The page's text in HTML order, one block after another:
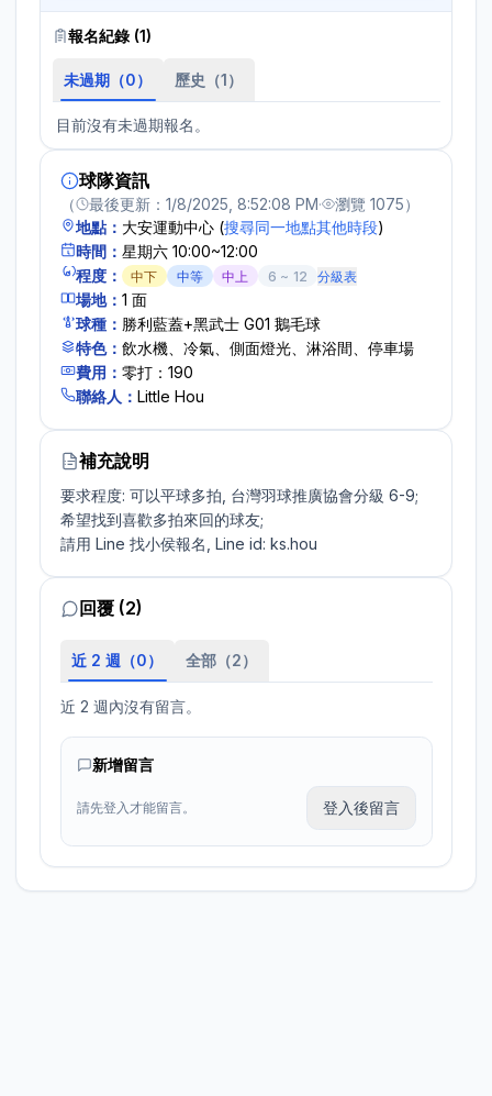
球隊資訊
（ 最後更新： 1/8/2025, 8:52:08 PM· 瀏覽 1075）
地點： 大安運動中心 (搜尋同一地點其他時段)
時間： 星期六 10:00~12:00
程度：
中下 中等 中上 6 ~ 12 分級表
場地： 1 面
球種： 勝利藍蓋+黑武士 G01 鵝毛球
特色： 飲水機、冷氣、側面燈光、淋浴間、停車場
費用： 零打：190
聯絡人： Little Hou
補充說明
要求程度: 可以平球多拍, 台灣羽球推廣協會分級 6-9;
希望找到喜歡多拍來回的球友;
請用 Line 找小侯報名, Line id: ks.hou
報名紀錄 (1)
未過期（0） 歷史（1）
目前沒有未過期報名。
回覆 (2)
近 2 週（0） 全部（2）
近 2 週內沒有留言。
新增留言
請先登入才能留言。 登入後留言